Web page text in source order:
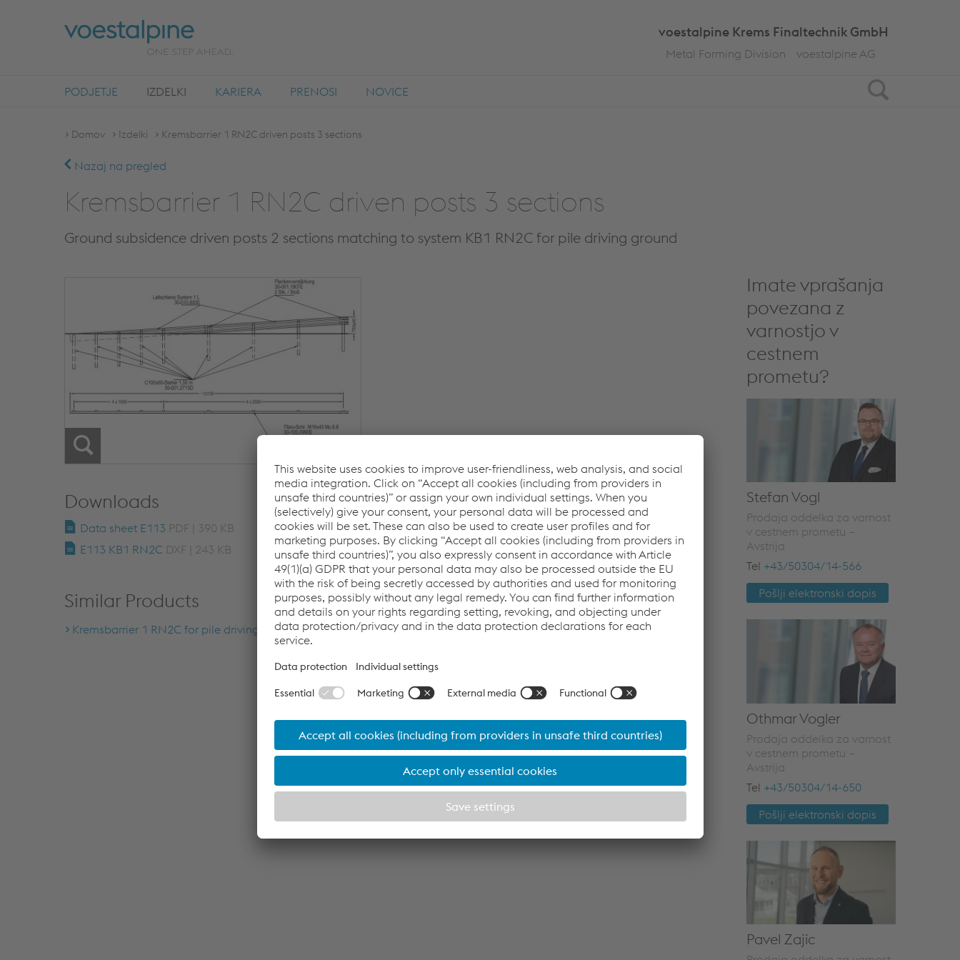
Search
voestalpine Krems Finaltechnik GmbH
Metal Forming Division voestalpine AG
PODJETJE IZDELKI KARIERA PRENOSI NOVICE
Domov Izdelki Kremsbarrier 1 RN2C driven posts 3 sections
Nazaj na pregled
Kremsbarrier 1 RN2C driven posts 3 sections
Ground subsidence driven posts 2 sections matching to system KB1 RN2C for pile driving ground
Downloads
Data sheet E113 PDF | 390 KB
E113 KB1 RN2C DXF | 243 KB
Similar Products
Kremsbarrier 1 RN2C for pile driving ground
Imate vprašanja
povezana z
varnostjo v
cestnem
prometu?
Stefan Vogl
Prodaja oddelka za varnost
v cestnem prometu –
Avstrija
Tel +43/50304/14-566
Pošlji elektronski dopis
Othmar Vogler
Prodaja oddelka za varnost
v cestnem prometu –
Avstrija
Tel +43/50304/14-650
Pošlji elektronski dopis
Pavel Zajic